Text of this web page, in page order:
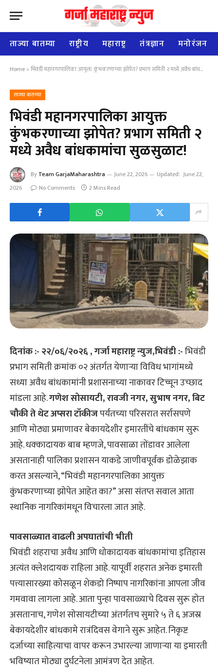
ताज्या बातम्या राष्ट्रीय महाराष्ट्र तंत्रज्ञान मनोरंजन
Home » भिवंडी महानगरपालिका आयुक्त कुंभकरणाच्या झोपेत? प्रभाग समिती २ मध्ये अवैध बांधकामांचा सुळसुळाट!
ताज्या बातम्या
भिवंडी महानगरपालिका आयुक्त
कुंभकरणाच्या झोपेत? प्रभाग समिती २
मध्ये अवैध बांधकामांचा सुळसुळाट!
By Team GarjaMaharashtra June 22, 2026 Updated: June 22,
2026
No Comments 2 Mins Read
दिनांक :- २२/०६/२०२६ , गर्जा महाराष्ट्र न्युज,भिवंडी :-भिवंडी
प्रभाग समिती क्रमांक ०२ अंतर्गत येणाऱ्या विविध भागांमध्ये
सध्या अवैध बांधकामांनी प्रशासनाच्या नाकावर टिच्चून उच्छाद
मांडला आहे.गणेश सोसायटी, रावजी नगर, सुभाष नगर, बिट
चौकी ते थेट अप्सरा टॉकीजपर्यंतच्या परिसरात सर्रासपणे
आणि मोठ्या प्रमाणावर बेकायदेशीर इमारतींचे बांधकाम सुरू
आहे. धक्कादायक बाब म्हणजे, पावसाळा तोंडावर आलेला
असतानाही पालिका प्रशासन याकडे जाणीवपूर्वक डोळेझाक
करत असल्याने, “भिवंडी महानगरपालिका आयुक्त
कुंभकरणाच्या झोपेत आहेत का?” असा संतप्त सवाल आता
स्थानिक नागरिकांमधून विचारला जात आहे.
पावसाळ्यात वाढली अपघातांची भीती
भिवंडी शहराचा अवैध आणि धोकादायक बांधकामांचा इतिहास
अत्यंत क्लेशदायक राहिला आहे. यापूर्वी शहरात अनेक इमारती
पत्त्यासारख्या कोसळून शेकडो निष्पाप नागरिकांना आपला जीव
गमवावा लागला आहे. आता पुन्हा पावसाळ्याचे दिवस सुरू होत
असतानाच, गणेश सोसायटीच्या अंतर्गतच सुमारे ५ ते ६ अजस्र
बेकायदेशीर बांधकामे रात्रंदिवस वेगाने सुरू आहेत. निकृष्ट
दर्जाच्या साहित्याचा वापर करून उभारल्या जाणाऱ्या या इमारती
भविष्यात मोठ्या दुर्घटनेला आमंत्रण देत आहेत.